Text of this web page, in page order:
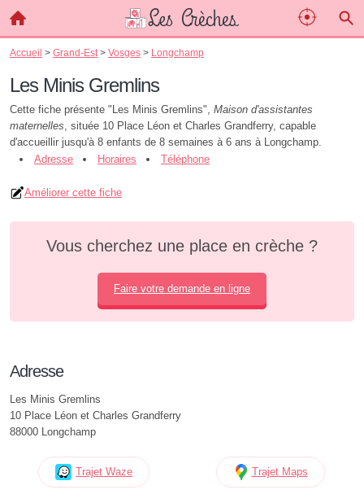
Accueil > Grand-Est > Vosges > Longchamp
Les Minis Gremlins
Cette fiche présente "Les Minis Gremlins", Maison d'assistantes
maternelles, située 10 Place Léon et Charles Grandferry, capable
d'accueillir jusqu'à 8 enfants de 8 semaines à 6 ans à Longchamp.
Adresse
Horaires Téléphone
Améliorer cette fiche
Vous cherchez une place en crèche ?
Faire votre demande en ligne
Adresse
Les Minis Gremlins
10 Place Léon et Charles Grandferry
88000 Longchamp
Trajet Waze Trajet Maps